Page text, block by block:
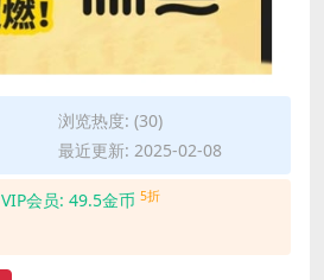
浏览热度: (30)
最近更新: 2025-02-08
VIP会员: 49.5金币 5折